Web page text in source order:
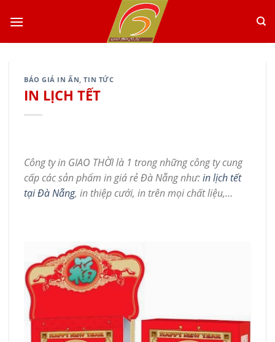
BÁO GIÁ IN ẤN,TIN TỨC
IN LỊCH TẾT
Công ty in GIAO THỜI là 1 trong những công ty cung
cấp các sản phẩm in giá rẻ Đà Nẵng như:in lịch tết
tại Đà Nẵng, in thiệp cưới, in trên mọi chất liệu,…